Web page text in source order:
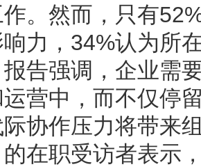
。然而，只有
力，34%认为所
告强调，企业需
营中，而不仅停
协作压力将带来
的在职受访者表示